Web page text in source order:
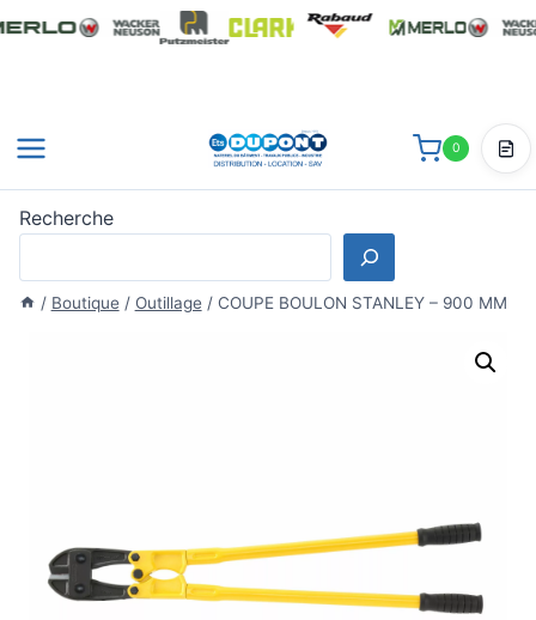
0
/ Boutique / Outillage / COUPE BOULON STANLEY – 900 MM
Recherche